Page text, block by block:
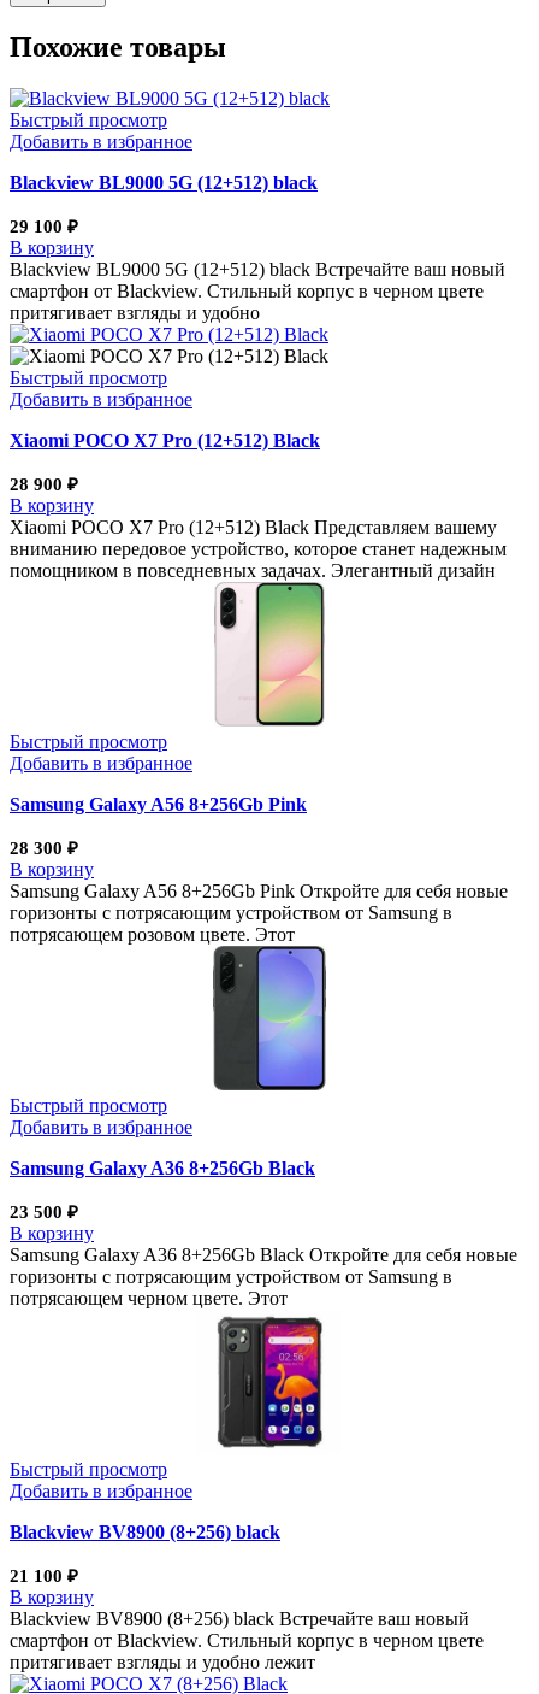
Похожие товары
Быстрый просмотр
Добавить в избранное
Blackview BL9000 5G (12+512) black
29 100 ₽
В корзину
Blackview BL9000 5G (12+512) black Встречайте ваш новый
смартфон от Blackview. Стильный корпус в черном цвете
притягивает взгляды и удобно
Быстрый просмотр
Добавить в избранное
Xiaomi POCO X7 Pro (12+512) Black
28 900 ₽
В корзину
Xiaomi POCO X7 Pro (12+512) Black Представляем вашему
вниманию передовое устройство, которое станет надежным
помощником в повседневных задачах. Элегантный дизайн
Быстрый просмотр
Добавить в избранное
Samsung Galaxy A56 8+256Gb Pink
28 300 ₽
В корзину
Samsung Galaxy A56 8+256Gb Pink Откройте для себя новые
горизонты с потрясающим устройством от Samsung в
потрясающем розовом цвете. Этот
Быстрый просмотр
Добавить в избранное
Samsung Galaxy A36 8+256Gb Black
23 500 ₽
В корзину
Samsung Galaxy A36 8+256Gb Black Откройте для себя новые
горизонты с потрясающим устройством от Samsung в
потрясающем черном цвете. Этот
Быстрый просмотр
Добавить в избранное
Blackview BV8900 (8+256) black
21 100 ₽
В корзину
Blackview BV8900 (8+256) black Встречайте ваш новый
смартфон от Blackview. Стильный корпус в черном цвете
притягивает взгляды и удобно лежит